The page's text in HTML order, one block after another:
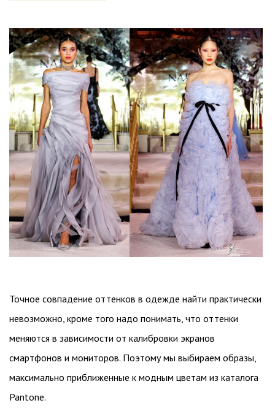
Точное совпадение оттенков в одежде найти практически
невозможно, кроме того надо понимать, что оттенки
меняются в зависимости от калибровки экранов
смартфонов и мониторов. Поэтому мы выбираем образы,
максимально приближенные к модным цветам из каталога
Pantone.